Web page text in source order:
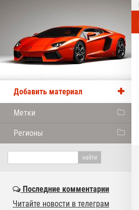
Добавить материал
Метки
Регионы
Последние комментарии
Читайте новости в телеграм